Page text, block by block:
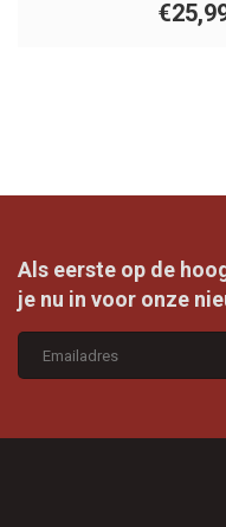
Als eerste op de
je nu in voor onze